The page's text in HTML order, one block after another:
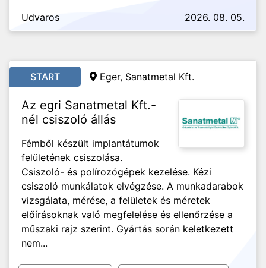
Udvaros 2026. 08. 05.
START Eger, Sanatmetal Kft.
Az egri Sanatmetal Kft.-
nél csiszoló állás
Fémből készült implantátumok
felületének csiszolása.
Csiszoló- és polírozógépek kezelése. Kézi
csiszoló munkálatok elvégzése. A munkadarabok
vizsgálata, mérése, a felületek és méretek
előírásoknak való megfelelése és ellenőrzése a
műszaki rajz szerint. Gyártás során keletkezett
nem...